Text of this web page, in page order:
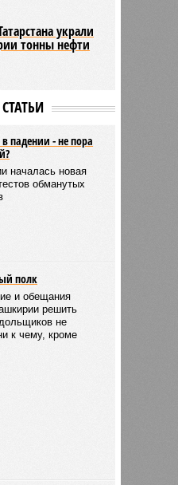
300 тыс. рублей
украли
тонны нефти
началась новая
обманутых